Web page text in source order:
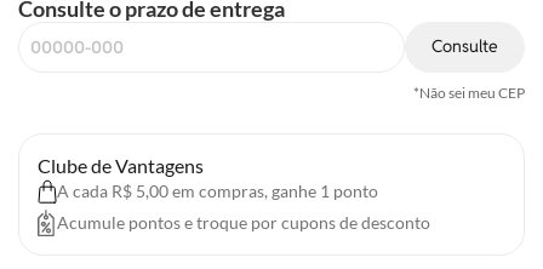
Consulte o prazo de entrega
Consulte
*Não sei meu CEP
Clube de Vantagens
A cada R$ 5,00 em compras, ganhe 1 ponto
Acumule pontos e troque por cupons de desconto